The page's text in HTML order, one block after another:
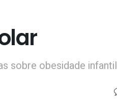
sobre obesidade infantil